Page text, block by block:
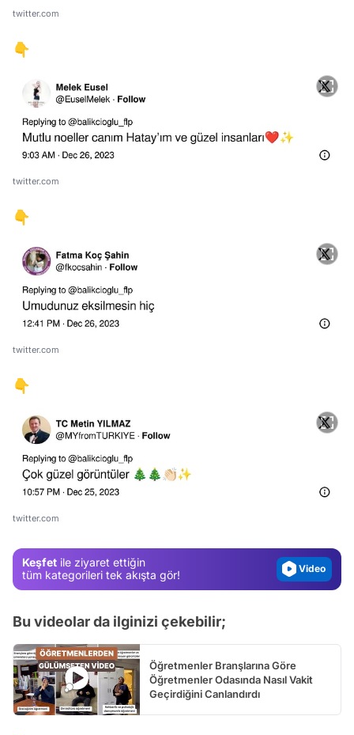
twitter.com
👇
twitter.com
👇
twitter.com
👇
twitter.com
Keşfet ile ziyaret ettiğin
tüm kategorileri tek akışta gör!
Gündem
Video
Test
Bu videolar da ilginizi çekebilir;
Öğretmenler Branşlarına Göre
Öğretmenler Odasında Nasıl Vakit
Geçirdiğini Canlandırdı